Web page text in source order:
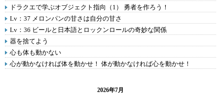
ドラクエで学ぶオブジェクト指向（1） 勇者を作ろう！
Lv：37 メロンパンの甘さは自分の甘さ
Lv：36 ビールと日本語とロックンロールの奇妙な関係
器を捨てよう
心も体も動かない
心が動かなければ体を動かせ！ 体が動かなければ心を動かせ！
2026年7月